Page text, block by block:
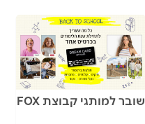
שובר למותגי קבוצת FOX